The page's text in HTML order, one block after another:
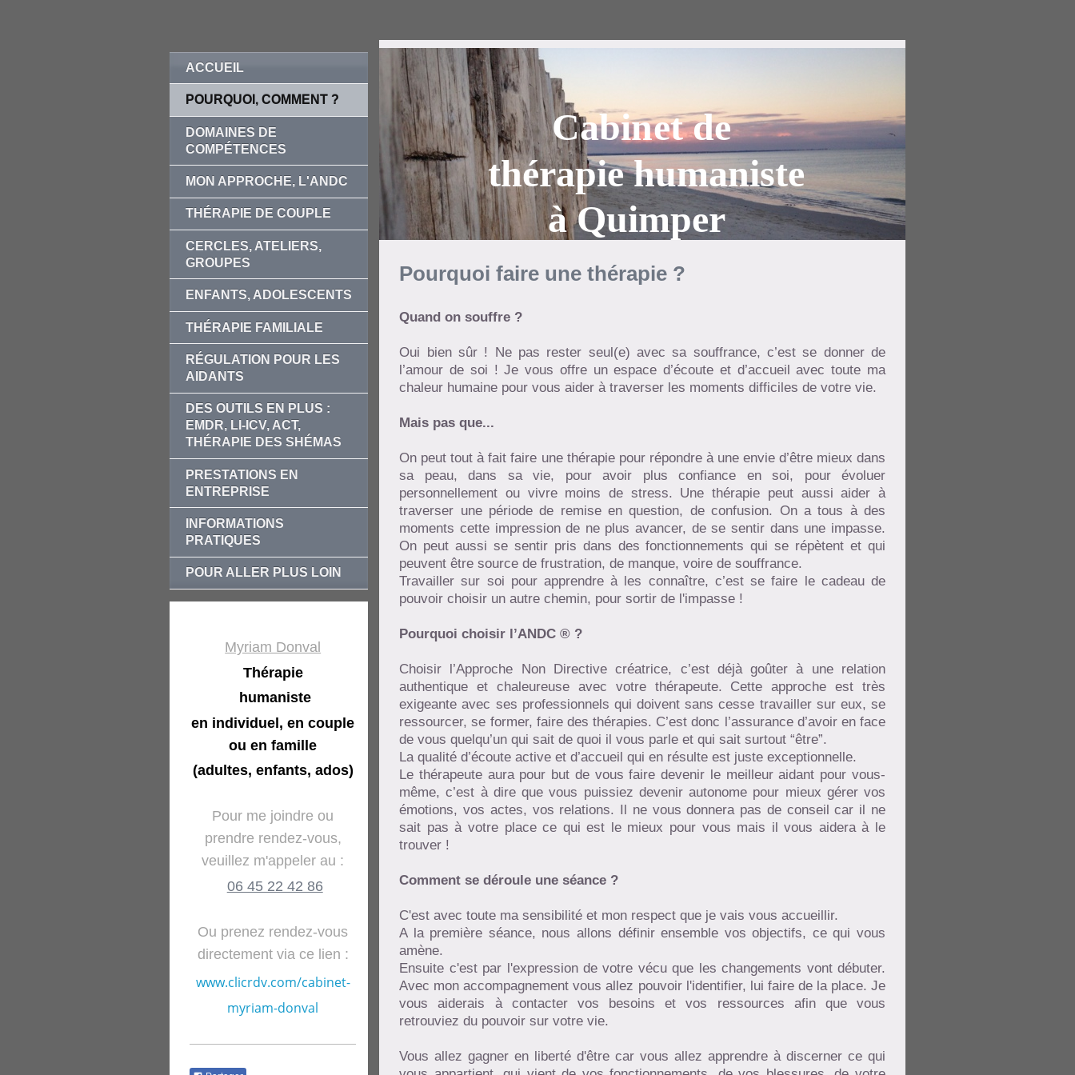
Cabinet de
thérapie humaniste
à Quimper
Pourquoi faire une thérapie ?
Quand on souffre ?
Oui bien sûr ! Ne pas rester seul(e) avec sa souffrance, c’est se donner de
l’amour de soi ! Je vous offre un espace d’écoute et d’accueil avec toute ma
chaleur humaine pour vous aider à traverser les moments difficiles de votre vie.
Mais pas que...
On peut tout à fait faire une thérapie pour répondre à une envie d’être mieux dans
sa peau, dans sa vie, pour avoir plus confiance en soi, pour évoluer
personnellement ou vivre moins de stress. Une thérapie peut aussi aider à
traverser une période de remise en question, de confusion. On a tous à des
moments cette impression de ne plus avancer, de se sentir dans une impasse.
On peut aussi se sentir pris dans des fonctionnements qui se répètent et qui
peuvent être source de frustration, de manque, voire de souffrance.
Travailler sur soi pour apprendre à les connaître, c’est se faire le cadeau de
pouvoir choisir un autre chemin, pour sortir de l'impasse !
Pourquoi choisir l’ANDC ® ?
Choisir l’Approche Non Directive créatrice, c’est déjà goûter à une relation
authentique et chaleureuse avec votre thérapeute. Cette approche est très
exigeante avec ses professionnels qui doivent sans cesse travailler sur eux, se
ressourcer, se former, faire des thérapies. C’est donc l’assurance d’avoir en face
de vous quelqu’un qui sait de quoi il vous parle et qui sait surtout “être”.
La qualité d’écoute active et d’accueil qui en résulte est juste exceptionnelle.
Le thérapeute aura pour but de vous faire devenir le meilleur aidant pour vous-
même, c’est à dire que vous puissiez devenir autonome pour mieux gérer vos
émotions, vos actes, vos relations. Il ne vous donnera pas de conseil car il ne
sait pas à votre place ce qui est le mieux pour vous mais il vous aidera à le
trouver !
Comment se déroule une séance ?
C'est avec toute ma sensibilité et mon respect que je vais vous accueillir.
A la première séance, nous allons définir ensemble vos objectifs, ce qui vous
amène.
Ensuite c'est par l'expression de votre vécu que les changements vont débuter.
Avec mon accompagnement vous allez pouvoir l'identifier, lui faire de la place. Je
vous aiderais à contacter vos besoins et vos ressources afin que vous
retrouviez du pouvoir sur votre vie.
Vous allez gagner en liberté d'être car vous allez apprendre à discerner ce qui
ACCUEIL
POURQUOI, COMMENT ?
DOMAINES DE
COMPÉTENCES
MON APPROCHE, L'ANDC
THÉRAPIE DE COUPLE
CERCLES, ATELIERS,
GROUPES
ENFANTS, ADOLESCENTS
THÉRAPIE FAMILIALE
RÉGULATION POUR LES
AIDANTS
DES OUTILS EN PLUS :
EMDR, LI-ICV, ACT,
THÉRAPIE DES SHÉMAS
PRESTATIONS EN
ENTREPRISE
INFORMATIONS
PRATIQUES
POUR ALLER PLUS LOIN
Myriam Donval
Thérapie
humaniste
en individuel, en couple
ou en famille
(adultes, enfants, ados)
Pour me joindre ou
prendre rendez-vous,
veuillez m'appeler au :
06 45 22 42 86
Ou prenez rendez-vous
directement via ce lien :
www.clicrdv.com/cabinet-
myriam-donval